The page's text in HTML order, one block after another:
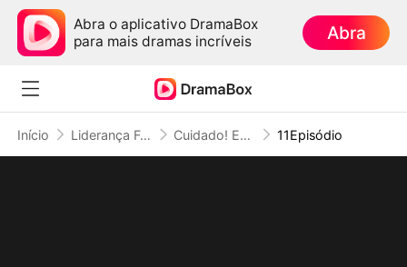
Abra o aplicativo DramaBox
para mais dramas incríveis
Abra
Início Liderança Feminina Cuidado! Eu Sou a Chefona (Dublado) 11Episódio